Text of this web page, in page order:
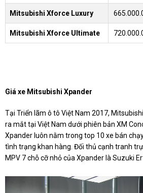
Mitsubishi Xforce Luxury
Mitsubishi Xforce Ultimate
Giá xe Mitsubishi Xpander
Tại Triển lãm ô tô Việt Nam 2017,
ra mắt tại Việt Nam dưới phiên bản XM
Xpander luôn nằm trong top 10 xe bán
tình trạng khan hàng. Đối thủ cạnh tranh
MPV 7 chỗ cỡ nhỏ của Xpander là Suzuki